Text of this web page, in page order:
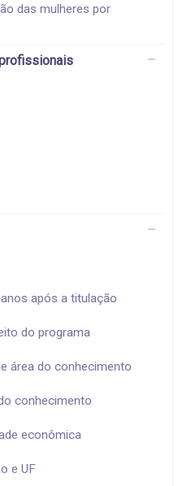
das mulheres por
após a titulação
do programa
área do conhecimento
conhecimento
econômica
e UF